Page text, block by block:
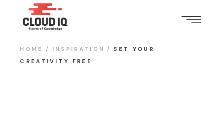
HOME INSPIRATION
SET YOUR
CREATIVITY FREE